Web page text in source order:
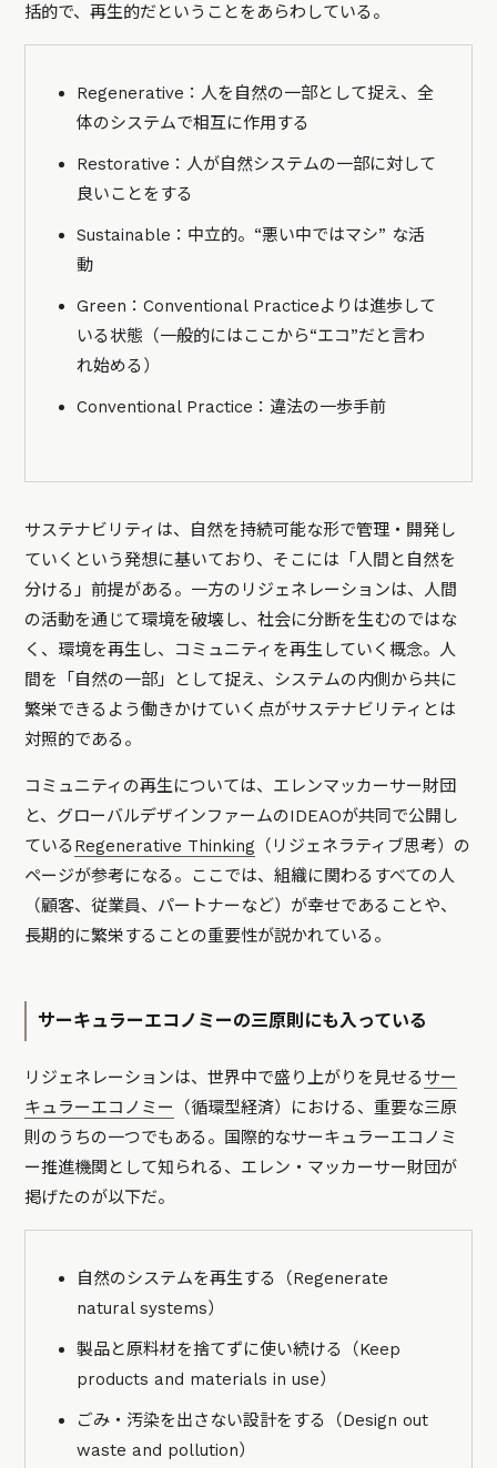
括的で、再生的だということをあらわしている。
Regenerative：人を自然の一部として捉え、全
体のシステムで相互に作用する
Restorative：人が自然システムの一部に対して
良いことをする
Sustainable：中立的。“悪い中ではマシ” な活
動
Green：Conventional Practiceよりは進歩して
いる状態（一般的にはここから“エコ”だと言わ
れ始める）
Conventional Practice：違法の一歩手前
サステナビリティは、 自然を持続可能な形で管理・開発し
ていくという発想に基いており、そこには「 人間と自然を
分ける」前提がある。 一方のリジェネレーションは、 人間
の活動を通じて環境を破壊し、社会に分断を生むのではな
く、環境を再生し、コミュニティを再生していく概念。 人
間を「自然の一部」として捉え、システムの内側から共に
繁栄できるよう働きかけていく 点がサステナビリティとは
対照的である。
コミュニティの再生については、エレンマッカーサー財団
と、グローバルデザインファームのIDEAOが共同で公開し
ているRegenerative Thinking （リジェネラティブ思考）の
ページが参考になる。ここでは、組織に関わるすべての人
（顧客、従業員、パートナーなど）が幸せであることや、
長期的に繁栄することの重要性が説かれている。
サーキュラーエコノミーの三原則にも入っている
リジェネレーションは、世界中で盛り上がりを見せるサー
キュラーエコノミー
（循環型経済）における、重要な三原
則のうちの一つでもある。国際的なサーキュラーエコノミ
ー推進機関として知られる、エレン・マッカーサー財団が
掲げたのが以下だ。
自然のシステムを再生する（Regenerate
natural systems）
製品と原料材を捨てずに使い続ける（Keep
products and materials in use）
ごみ・汚染を出さない設計をする（Design out
waste and pollution）